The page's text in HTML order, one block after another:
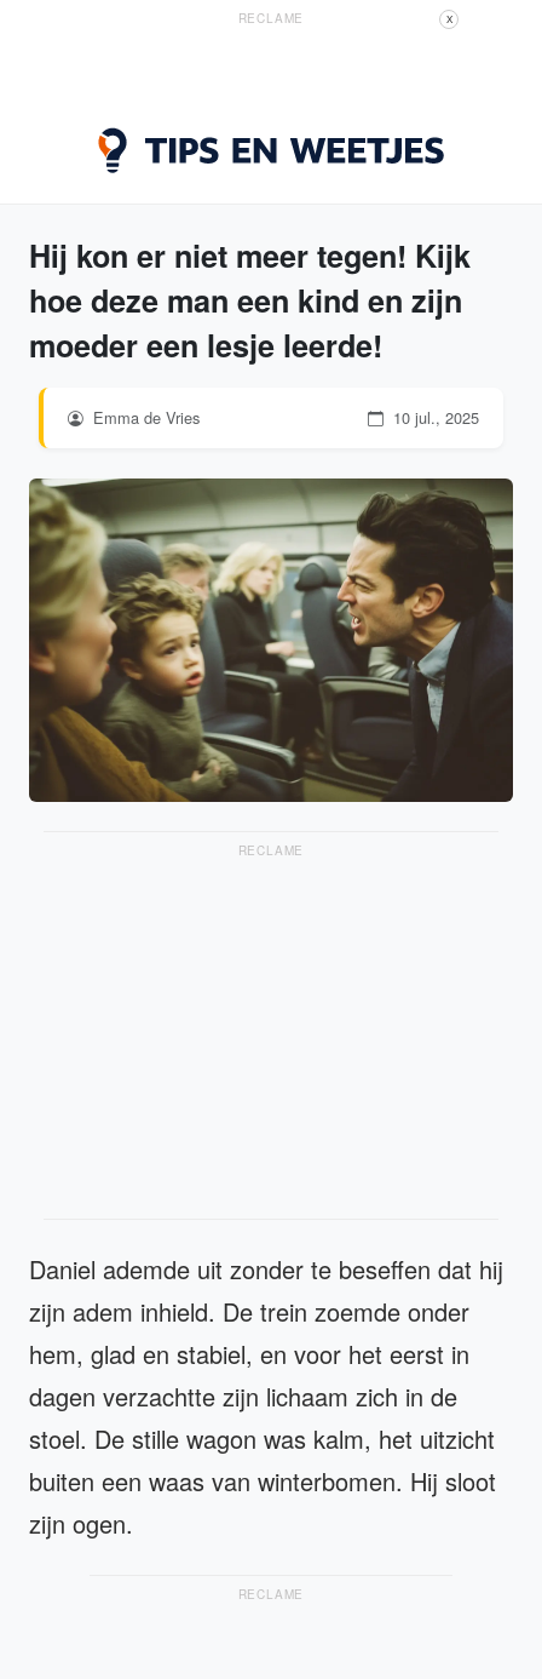
RECLAME X
Hij kon er niet meer tegen! Kijk
hoe deze man een kind en zijn
moeder een lesje leerde!
Emma de Vries 10 jul., 2025
RECLAME
Daniel ademde uit zonder te beseffen dat hij
zijn adem inhield. De trein zoemde onder
hem, glad en stabiel, en voor het eerst in
dagen verzachtte zijn lichaam zich in de
stoel. De stille wagon was kalm, het uitzicht
buiten een waas van winterbomen. Hij sloot
zijn ogen.
RECLAME